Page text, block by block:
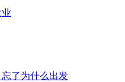
了为什么出发